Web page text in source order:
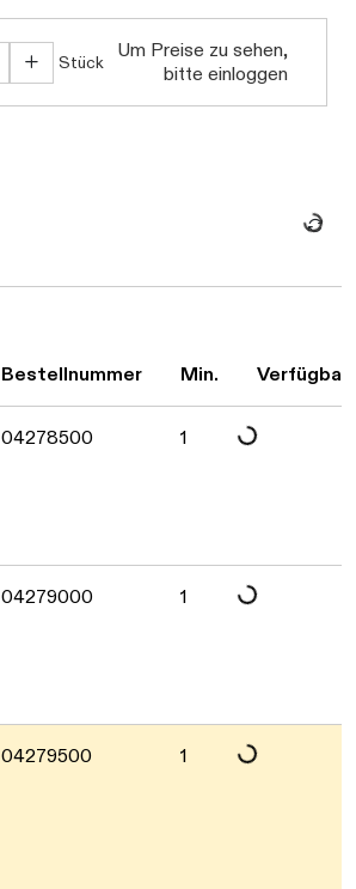
Stück
Um Preise zu sehen,
bitte einloggen
Bestellnummer Min.
04278500 1 Daten werden
04279000 1 Daten werden
04279500 1 Daten werden